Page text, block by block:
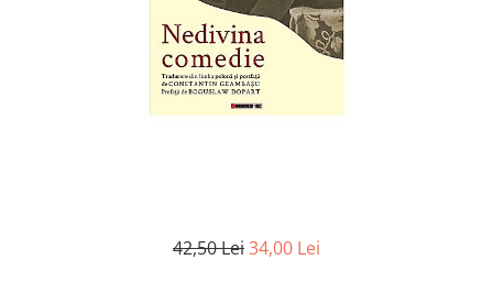
Manuale scolare/Cursuri
42,50 Lei34,00 Lei